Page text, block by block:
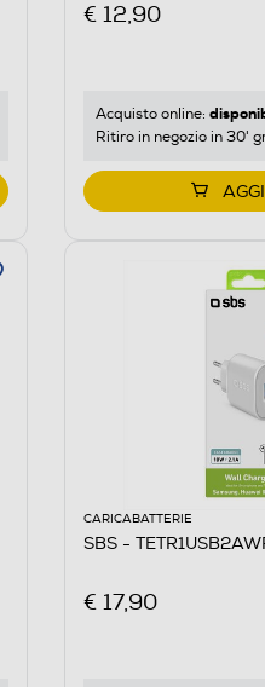
€ 12,90
Acquisto online:
Ritiro in negozio in 30'
CARICABATTERIE
SBS -
€ 17,90